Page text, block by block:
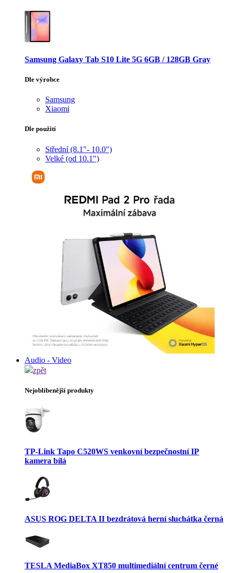
Samsung Galaxy Tab S10 Lite 5G 6GB / 128GB Gray
Dle výrobce
Samsung
Xiaomi
Dle použití
Střední (8.1"- 10.0")
Velké (od 10.1")
Audio - Video
zpět
Nejoblíbenější produkty
TP-Link Tapo C520WS venkovní bezpečnostní IP
kamera bílá
ASUS ROG DELTA II bezdrátová herní sluchátka černá
TESLA MediaBox XT850 multimediální centrum černé